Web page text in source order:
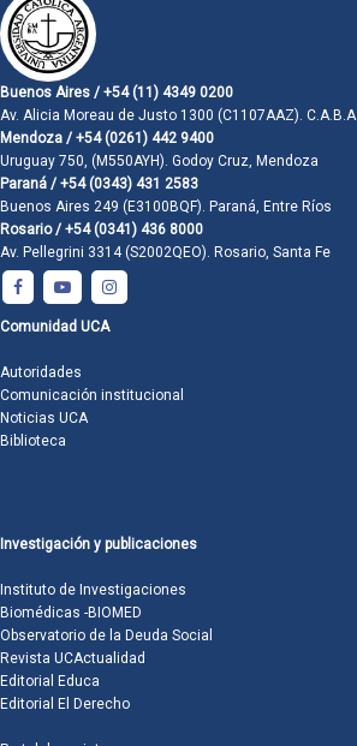
Buenos Aires / +54 (11) 4349 0200
Av. Alicia Moreau de Justo 1300 (C1107AAZ). C.A.B.A.
Mendoza / +54 (0261) 442 9400
Uruguay 750, (M550AYH). Godoy Cruz, Mendoza
Paraná / +54 (0343) 431 2583
Buenos Aires 249 (E3100BQF). Paraná, Entre Ríos
Rosario / +54 (0341) 436 8000
Av. Pellegrini 3314 (S2002QEO). Rosario, Santa Fe
Comunidad UCA
Autoridades
Comunicación institucional
Noticias UCA
Biblioteca
Investigación y publicaciones
Instituto de Investigaciones
Biomédicas -BIOMED
Observatorio de la Deuda Social
Revista UCActualidad
Editorial Educa
Editorial El Derecho